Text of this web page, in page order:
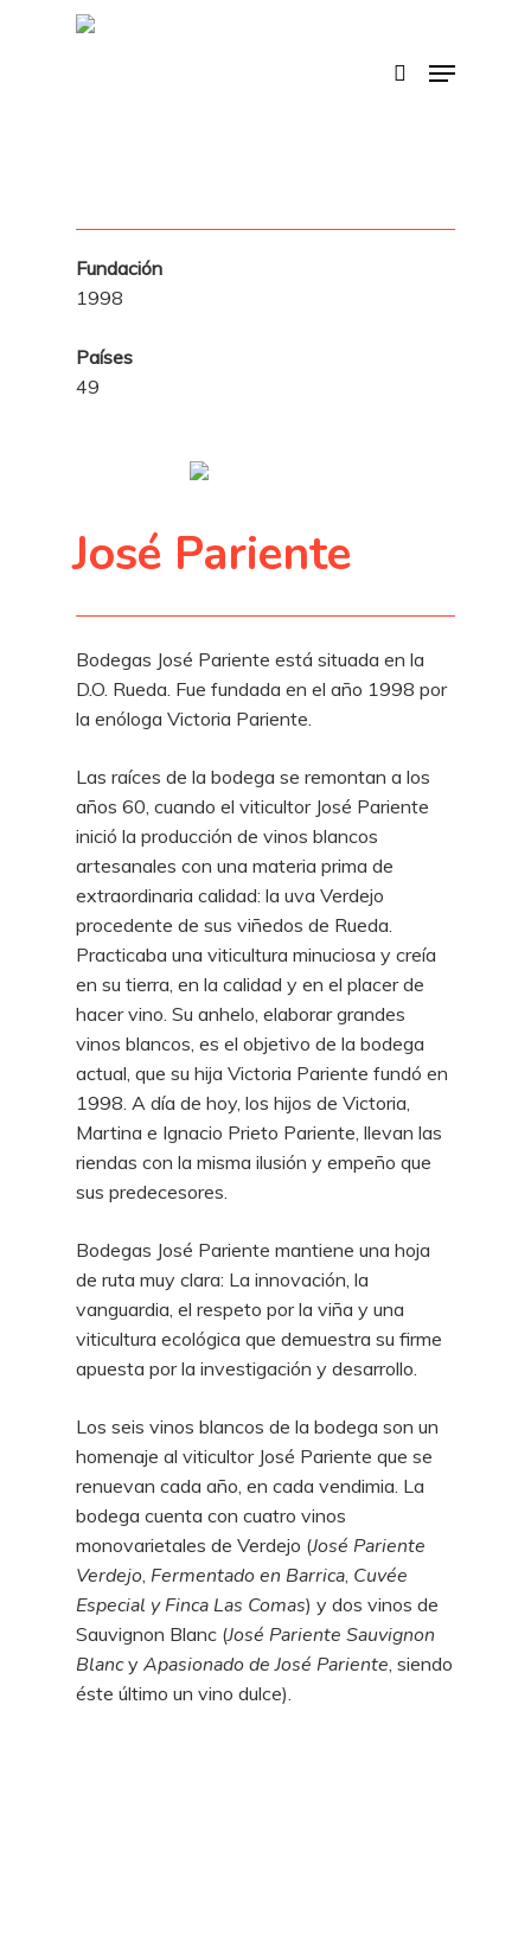
Menu
Fundación
1998
Países
49
José Pariente
Bodegas José Pariente está situada en la
D.O. Rueda. Fue fundada en el año 1998 por
la enóloga Victoria Pariente.
Las raíces de la bodega se remontan a los
años 60, cuando el viticultor José Pariente
inició la producción de vinos blancos
artesanales con una materia prima de
extraordinaria calidad: la uva Verdejo
procedente de sus viñedos de Rueda.
Practicaba una viticultura minuciosa y creía
en su tierra, en la calidad y en el placer de
hacer vi­no. Su anhelo, elaborar grandes
vinos blancos, es el objetivo de la bodega
actual, que su hija Victoria Pariente fundó en
1998. A día de hoy, los hijos de Victoria,
Martina e Ignacio Prieto Pariente, llevan las
riendas con la misma ilusión y empeño que
sus predecesores.
Bodegas José Pariente mantiene una hoja
de ruta muy clara: La innovación, la
vanguardia, el respeto por la viña y una
viticultura ecológica que demuestra su firme
apuesta por la investigación y desarrollo.
Los seis vinos blancos de la bodega son un
homena­je al viticultor José Pariente que se
renuevan cada año, en cada vendimia. La
bodega cuenta con cuatro vinos
monovarietales de Verdejo (José Pariente
Verdejo, Fermentado en Barrica, Cuvée
Especial y Finca Las Comas) y dos vinos de
Sauvignon Blanc (José Pariente Sauvignon
BlancyApasionado de José Pariente, siendo
éste último un vino dulce).